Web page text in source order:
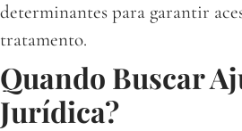
determinantes para garantir
tratamento.
Quando Buscar
Jurídica?